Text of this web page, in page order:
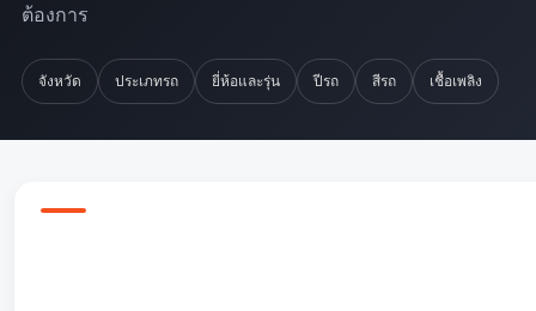
ต้องการ
จังหวัด ประเภทรถ ยี่ห้อและรุ่น ปีรถ สีรถ เชื้อเพลิง